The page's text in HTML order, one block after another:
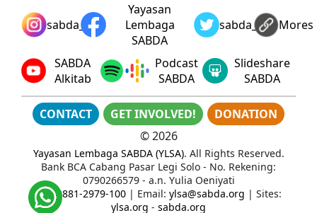
sabda_ylsa
Yayasan
Lembaga
SABDA
sabda_ylsaMores
SABDA
Alkitab
Podcast
SABDA
Slideshare
SABDA
CONTACT GET INVOLVED!
DONATION
©2026
Yayasan Lembaga SABDA (YLSA). All Rights Reserved.
Bank BCA Cabang Pasar Legi Solo - No. Rekening:
0790266579 - a.n. Yulia Oeniyati
WA:0881-2979-100| Email: ylsa@sabda.org | Sites:
ylsa.org - sabda.org